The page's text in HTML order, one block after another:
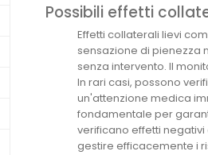
Possibili effetti
Effetti collaterali lievi
sensazione di pienezza
senza intervento. Il
In rari casi, possono
un'attenzione medica
fondamentale per
verificano effetti
gestire efficacemente i